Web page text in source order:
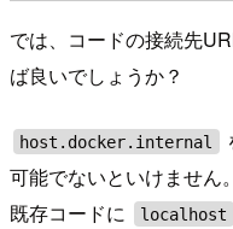
では、コードの接続先
ば良いでしょうか？
host.docker.internal
可能でないといけません。
既存コードに
localhost